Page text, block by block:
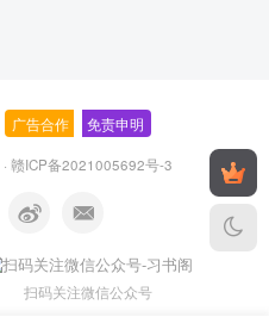
广告合作 免责申明
· 赣ICP备2021005692号-3
扫码关注微信公众号